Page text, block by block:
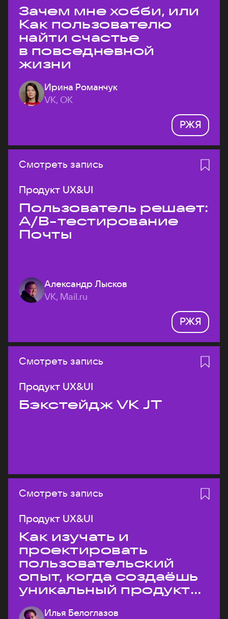
Зачем мне хобби, или
Как пользователю
найти счастье
в повседневной
жизни
Ирина Романчук
VK, ОК
РЖЯ
Смотреть запись
Продукт UX&UI
Пользователь решает:
A/B-тестирование
Почты
Александр Лысков
VK, Mail.ru
РЖЯ
Смотреть запись
Продукт UX&UI
Бэкстейдж VK JT
Смотреть запись
Продукт UX&UI
Как изучать и
проектировать
пользовательский
опыт, когда создаёшь
уникальный продукт
на рынке?
Илья Белоглазов